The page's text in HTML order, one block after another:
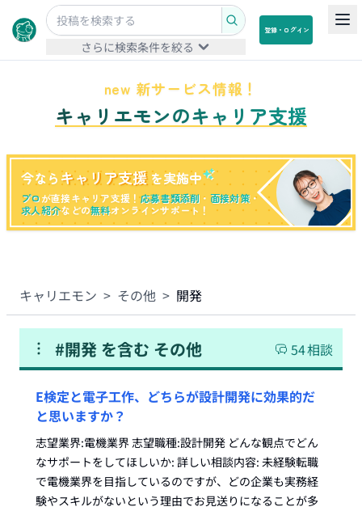
さらに検索条件を絞る
登録・ログイン
new 新サービス情報！
キャリエモンのキャリア支援
今なら キャリア支援 を実施中
プロが直接キャリア支援！応募書類添削 ・ 面接対策・
求人紹介などの無料オンラインサポート！
キャリエモン > その他 > 開発
#開発 を含む その他 54相談
E検定と電子工作、どちらが設計開発に効果的だ
と思いますか？
志望業界:電機業界 志望職種:設計開発 どんな観点でどん
なサポートをしてほしいか: 詳しい相談内容: 未経験転職
で電機業界を目指しているのですが、どの企業も実務経
験やスキルがないという理由でお見送りになることが多